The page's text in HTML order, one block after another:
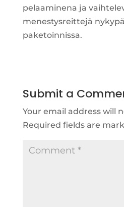
pelaaminena ja
menestysreittejä
paketoinnissa.
Submit a
Your email address will
Required fields are